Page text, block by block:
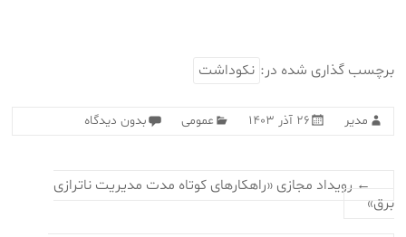
برچسب گذاری شده در: نکوداشت
مدیر ۲۶ آذر ۱۴۰۳ عمومی بدون دیدگاه
← رویداد مجازی «راهکارهای کوتاه مدت مدیریت ناترازی
برق»